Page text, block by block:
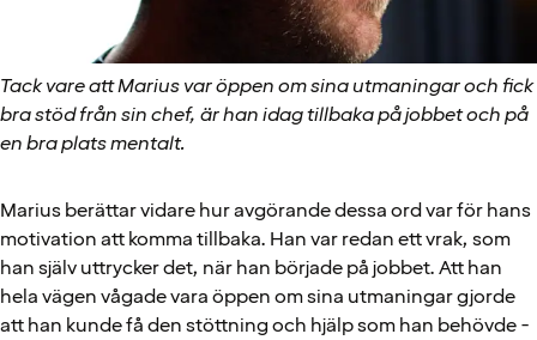
Tack vare att Marius var öppen om sina utmaningar och fick
bra stöd från sin chef, är han idag tillbaka på jobbet och på
en bra plats mentalt.
Marius berättar vidare hur avgörande dessa ord var för hans
motivation att komma tillbaka. Han var redan ett vrak, som
han själv uttrycker det, när han började på jobbet. Att han
hela vägen vågade vara öppen om sina utmaningar gjorde
att han kunde få den stöttning och hjälp som han behövde -